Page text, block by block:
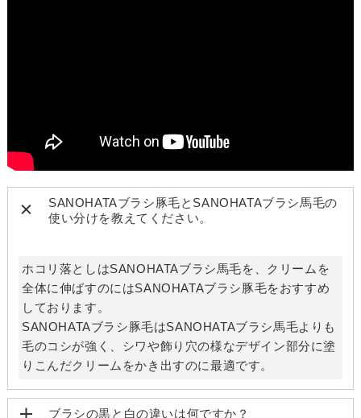
SANOHATAブラシ豚毛とSANOHATAブラシ馬毛の
使い分けを教えてください。
ホコリ落としはSANOHATAブラシ馬毛を、クリームを
全体に伸ばすのにはSANOHATAブラシ豚毛をおすすめ
しております。
SANOHATAブラシ豚毛はSANOHATAブラシ馬毛よりも
毛のコシが強く、シワや飾り穴の様なデザイン部分に塗
りこんだクリームをかき出すのに最適です。
ブラシの黒と白の違いは何ですか？